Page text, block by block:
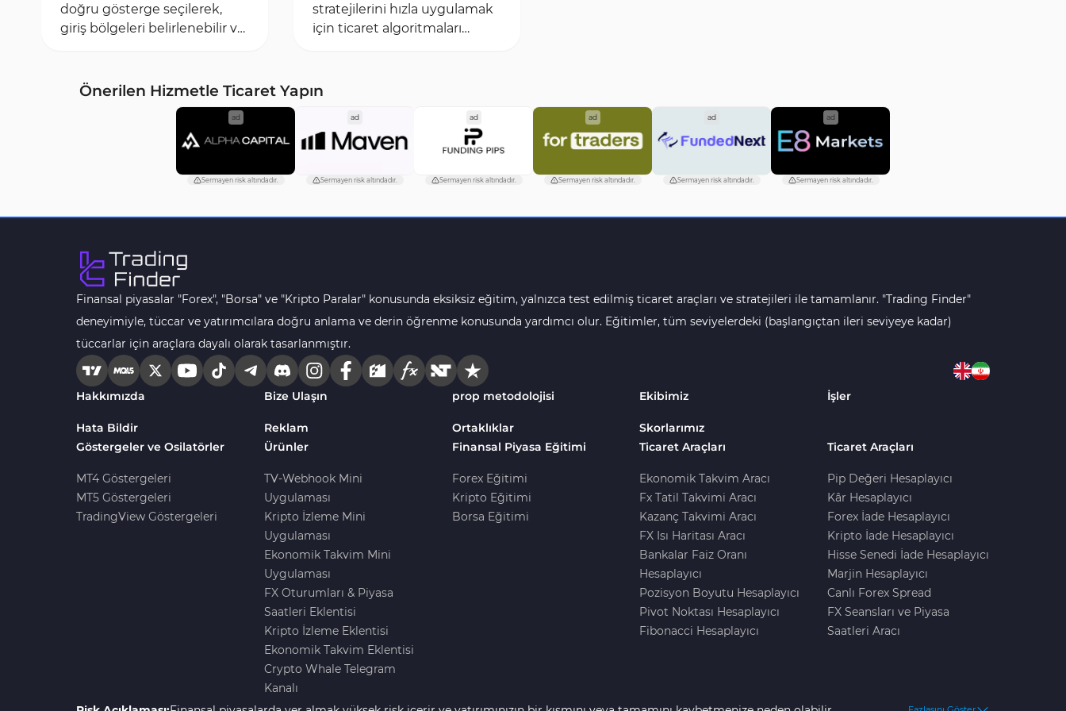
doğru gösterge seçilerek,
giriş bölgeleri belirlenebilir ve
stratejilerini hızla uygulamak
için ticaret algoritmaları
Önerilen Hizmetle Ticaret Yapın
ad
Sermayen risk altındadır.
ad
Sermayen risk altındadır.
ad
Sermayen risk altındadır.
ad
Sermayen risk altındadır.
ad
Sermayen risk altındadır.
ad
Sermayen risk altındadır.
Finansal piyasalar "Forex", "Borsa" ve "Kripto Paralar" konusunda eksiksiz eğitim, yalnızca test edilmiş ticaret araçları ve stratejileri ile tamamlanır. "Trading Finder"
deneyimiyle, tüccar ve yatırımcılara doğru anlama ve derin öğrenme konusunda yardımcı olur. Eğitimler, tüm seviyelerdeki (başlangıçtan ileri seviyeye kadar)
tüccarlar için araçlara dayalı olarak tasarlanmıştır.
Hakkımızda Bize Ulaşın prop metodolojisi Ekibimiz İşler
Hata Bildir Reklam Ortaklıklar
Skorlarımız
Göstergeler ve Osilatörler
MT4 Göstergeleri
MT5 Göstergeleri
TradingView Göstergeleri
Ürünler
TV-Webhook Mini
Uygulaması
Kripto İzleme Mini
Uygulaması
Ekonomik Takvim Mini
Uygulaması
FX Oturumları & Piyasa
Saatleri Eklentisi
Kripto İzleme Eklentisi
Ekonomik Takvim Eklentisi
Crypto Whale Telegram
Kanalı
Finansal Piyasa Eğitimi
Forex Eğitimi
Kripto Eğitimi
Borsa Eğitimi
Ticaret Araçları
Ekonomik Takvim Aracı
Fx Tatil Takvimi Aracı
Kazanç Takvimi Aracı
FX Isı Haritası Aracı
Bankalar Faiz Oranı
Hesaplayıcı
Pozisyon Boyutu Hesaplayıcı
Pivot Noktası Hesaplayıcı
Fibonacci Hesaplayıcı
Ticaret Araçları
Pip Değeri Hesaplayıcı
Kâr Hesaplayıcı
Forex İade Hesaplayıcı
Kripto İade Hesaplayıcı
Hisse Senedi İade Hesaplayıcı
Marjin Hesaplayıcı
Canlı Forex Spread
FX Seansları ve Piyasa
Saatleri Aracı